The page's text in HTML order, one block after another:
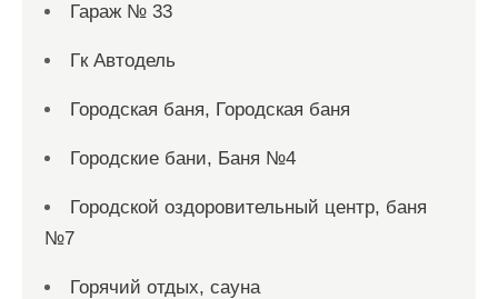
Гараж № 33
Гк Автодель
Городская баня, Городская баня
Городские бани, Баня №4
Городской оздоровительный центр, баня
№7
Горячий отдых, сауна